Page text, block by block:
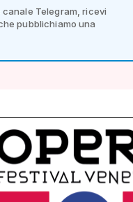
Telegram, ricevi
pubblichiamo una